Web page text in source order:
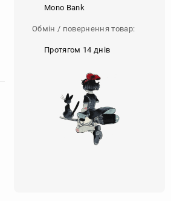
Mono Bank
Обмін / повернення товар:
Протягом 14 днів